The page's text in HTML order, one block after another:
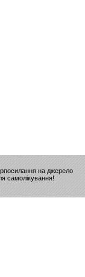
на джерело
самолікування!